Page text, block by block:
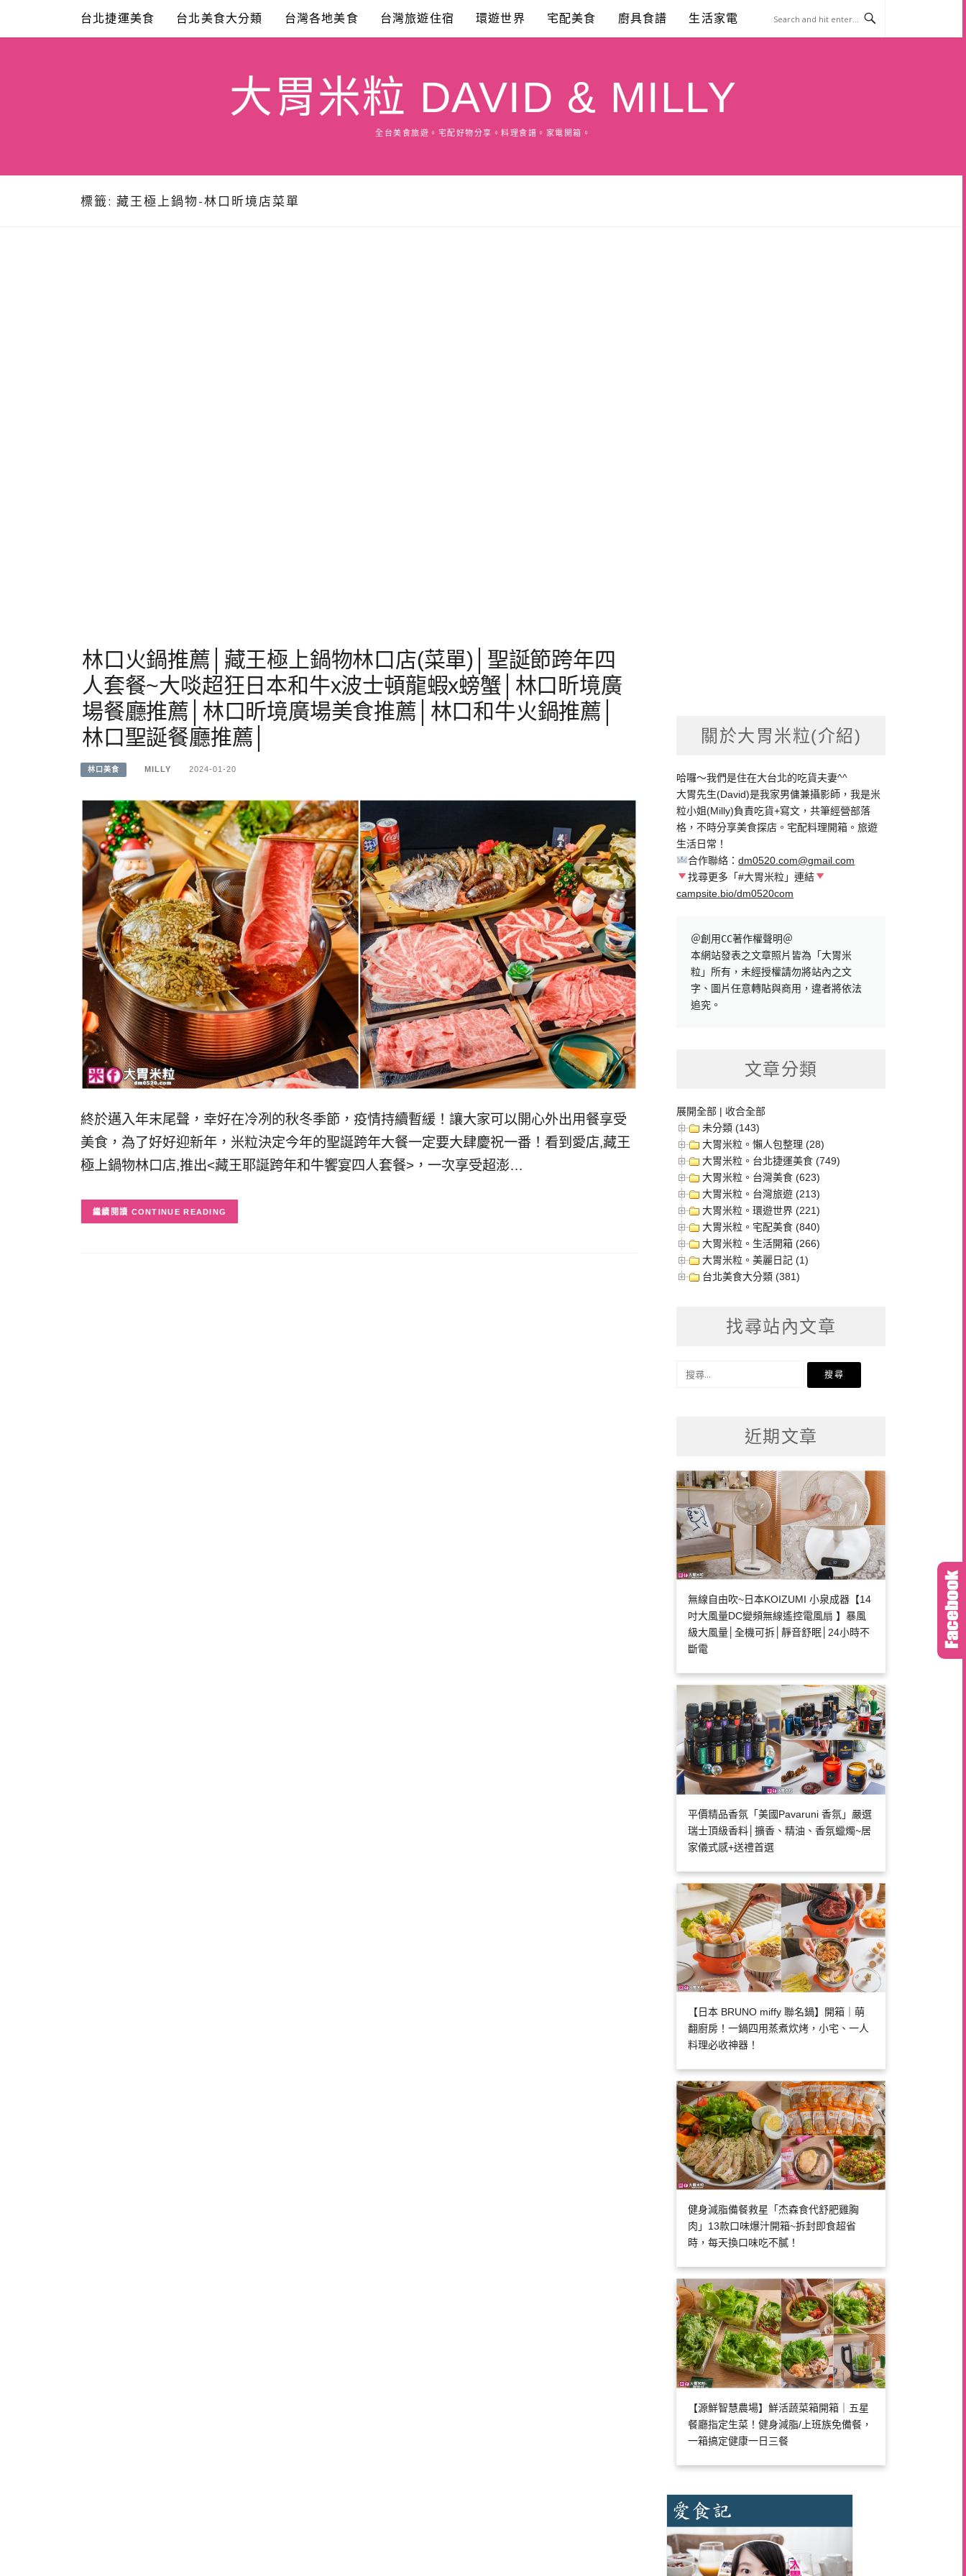
content
台北捷運美食 台北美食大分類 台灣各地美食 台灣旅遊住宿 環遊世界 宅配美食 廚具食譜 生活家電
大胃米粒 DAVID & MILLY
全台美食旅遊。宅配好物分享。料理食譜。家電開箱。
標籤: 藏王極上鍋物-林口昕境店菜單
林口火鍋推薦│藏王極上鍋物林口店(菜單)│聖誕節跨年四
人套餐~大啖超狂日本和牛x波士頓龍蝦x螃蟹│林口昕境廣
場餐廳推薦│林口昕境廣場美食推薦│林口和牛火鍋推薦│
林口聖誕餐廳推薦│
林口美食 MILLY 2024-01-20
終於邁入年末尾聲，幸好在冷冽的秋冬季節，疫情持續暫緩！讓大家可以開心外出用餐享受
美食，為了好好迎新年，米粒決定今年的聖誕跨年大餐一定要大肆慶祝一番！看到愛店,藏王
極上鍋物林口店,推出<藏王耶誕跨年和牛饗宴四人套餐>，一次享受超澎…
CONTINUE READING
關於大胃米粒(介紹)
哈囉～我們是住在大台北的吃貨夫妻^^
大胃先生(David)是我家男傭兼攝影師，我是米
粒小姐(Milly)負責吃貨+寫文，共筆經營部落
格，不時分享美食探店。宅配料理開箱。旅遊
生活日常！
合作聯絡：dm0520.com@gmail.com
找尋更多「#大胃米粒」連結
campsite.bio/dm0520com
＠創用CC著作權聲明＠
本網站發表之文章照片皆為「大胃米
粒」所有，未經授權請勿將站內之文
字、圖片任意轉貼與商用，違者將依法
追究。
文章分類
展開全部 | 收合全部
未分類 (143)
大胃米粒。懶人包整理 (28)
大胃米粒。台北捷運美食 (749)
大胃米粒。台灣美食 (623)
大胃米粒。台灣旅遊 (213)
大胃米粒。環遊世界 (221)
大胃米粒。宅配美食 (840)
大胃米粒。生活開箱 (266)
大胃米粒。美麗日記 (1)
台北美食大分類 (381)
找尋站內文章
近期文章
無線自由吹~日本KOIZUMI 小泉成器【14
吋大風量DC變頻無線遙控電風扇 】暴風
級大風量│全機可拆│靜音舒眠│24小時不
斷電
平價精品香氛「美國Pavaruni 香氛」嚴選
瑞士頂級香料│擴香、精油、香氛蠟燭~居
家儀式感+送禮首選
【日本 BRUNO miffy 聯名鍋】開箱｜萌
翻廚房！一鍋四用蒸煮炊烤，小宅、一人
料理必收神器！
健身減脂備餐救星「杰森食代舒肥雞胸
肉」13款口味爆汁開箱~拆封即食超省
時，每天換口味吃不膩！
【源鮮智慧農場】鮮活蔬菜箱開箱｜五星
餐廳指定生菜！健身減脂/上班族免備餐，
一箱搞定健康一日三餐